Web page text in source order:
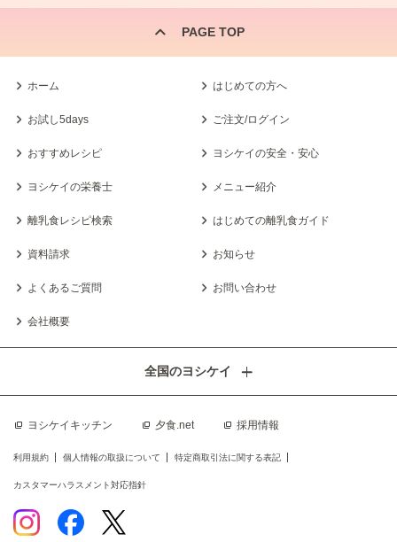
PAGE TOP
ホーム はじめての方へ
お試し5days ご注文/ログイン
おすすめレシピ ヨシケイの安全・安心
ヨシケイの栄養士 メニュー紹介
離乳食レシピ検索 はじめての離乳食ガイド
資料請求 お知らせ
よくあるご質問 お問い合わせ
会社概要
ヨシケイキッチン 夕食.net 採用情報
全国のヨシケイ
利用規約 個人情報の取扱について 特定商取引法に関する表記
カスタマーハラスメント対応指針